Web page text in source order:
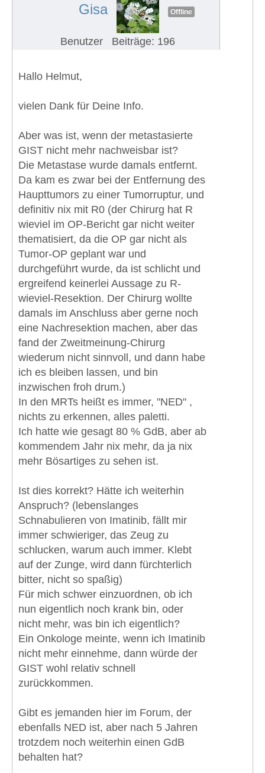
Gisa Offline
Benutzer Beiträge: 196
Hallo Helmut,
vielen Dank für Deine Info.
Aber was ist, wenn der metastasierte
GIST nicht mehr nachweisbar ist?
Die Metastase wurde damals entfernt.
Da kam es zwar bei der Entfernung des
Haupttumors zu einer Tumorruptur, und
definitiv nix mit R0 (der Chirurg hat R
wieviel im OP-Bericht gar nicht weiter
thematisiert, da die OP gar nicht als
Tumor-OP geplant war und
durchgeführt wurde, da ist schlicht und
ergreifend keinerlei Aussage zu R-
wieviel-Resektion. Der Chirurg wollte
damals im Anschluss aber gerne noch
eine Nachresektion machen, aber das
fand der Zweitmeinung-Chirurg
wiederum nicht sinnvoll, und dann habe
ich es bleiben lassen, und bin
inzwischen froh drum.)
In den MRTs heißt es immer, "NED" ,
nichts zu erkennen, alles paletti.
Ich hatte wie gesagt 80 % GdB, aber ab
kommendem Jahr nix mehr, da ja nix
mehr Bösartiges zu sehen ist.
Ist dies korrekt? Hätte ich weiterhin
Anspruch? (lebenslanges
Schnabulieren von Imatinib, fällt mir
immer schwieriger, das Zeug zu
schlucken, warum auch immer. Klebt
auf der Zunge, wird dann fürchterlich
bitter, nicht so spaßig)
Für mich schwer einzuordnen, ob ich
nun eigentlich noch krank bin, oder
nicht mehr, was bin ich eigentlich?
Ein Onkologe meinte, wenn ich Imatinib
nicht mehr einnehme, dann würde der
GIST wohl relativ schnell
zurückkommen.
Gibt es jemanden hier im Forum, der
ebenfalls NED ist, aber nach 5 Jahren
trotzdem noch weiterhin einen GdB
behalten hat?